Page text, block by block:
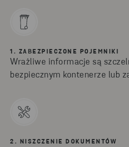
1. ZABEZPIECZONE POJEMNIKI
Wrażliwe informacje są
bezpiecznym kontenerze lub
2. NISZCZENIE DOKUMENTÓW